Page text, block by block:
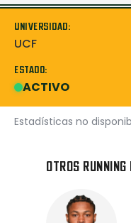
UNIVERSIDAD:
UCF
ESTADO:
ACTIVO
Estadísticas no
OTROS